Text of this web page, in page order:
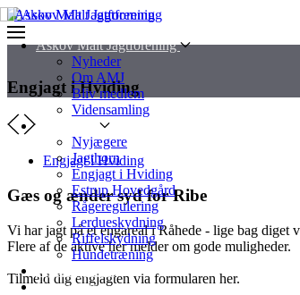
Askov Malt Jagtforening
Nyheder
Om AMJ
Bliv medlem
Vidensamling
Nyjægere
Jagthorn
Engjagt i Hviding
Estrup Hovedgård
Rågeregulering
Lerdueskydning
Riffelskydning
Hundetræning
Jagtmagasinet
Kontakt os
Engjagt i Hviding
Engjagt i Hviding
Gæs og ænder syd for Ribe
Vi har jagt på et engareal i Råhede - lige bag
Flere af de aktive her melder om gode muligheder.
Tilmeld dig engjagten via formularen her.